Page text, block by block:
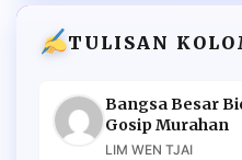
TULISAN
Bangsa Besar
Gosip Murahan
LIM WEN TJAI